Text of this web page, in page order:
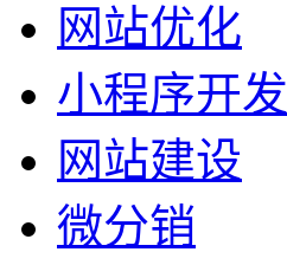
网站优化
小程序开发
网站建设
微分销